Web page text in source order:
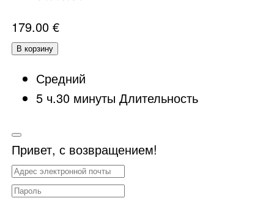
179.00 €
В корзину
Средний
5ч.30минуты Длительность
Привет, с возвращением!